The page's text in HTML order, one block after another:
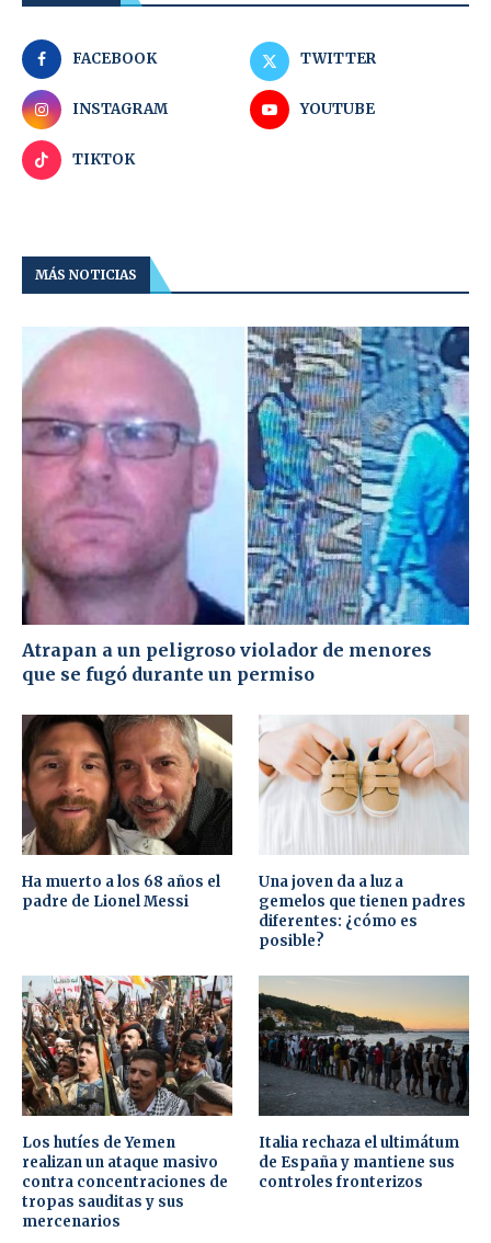
FACEBOOK TWITTER
INSTAGRAM YOUTUBE
TIKTOK
MÁS NOTICIAS
Atrapan a un peligroso violador de menores
que se fugó durante un permiso
Ha muerto a los 68 años el
padre de Lionel Messi
Una joven da a luz a
gemelos que tienen padres
diferentes: ¿cómo es
posible?
Los hutíes de Yemen
realizan un ataque masivo
contra concentraciones de
tropas sauditas y sus
mercenarios
Italia rechaza el ultimátum
de España y mantiene sus
controles fronterizos